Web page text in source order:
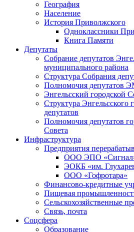
География
Население
История Приволжского
Одноклассники
Книга Памяти
Депутаты
Собрание депутатов
муниципального района
Структура Собрания
Полномочия депутатов
Энгельсский городской
Структура Энгельсского
депутатов
Полномочия депутатов
Совета
Инфраструктура
Предприятия
ООО ЭПО
ЭОКБ «им.
ООО «Гофротара»
Финансово-кредитные
Пищевая
Сельскохозяйственные
Связь, почта
Соцсфера
Образование